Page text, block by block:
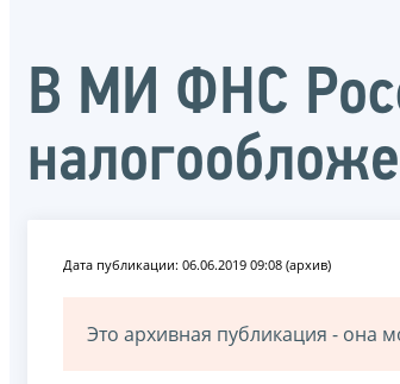
В МИ ФНС
Дата публикации: 06.06.2019 09:08 (архив)
Это архивная публикация - она